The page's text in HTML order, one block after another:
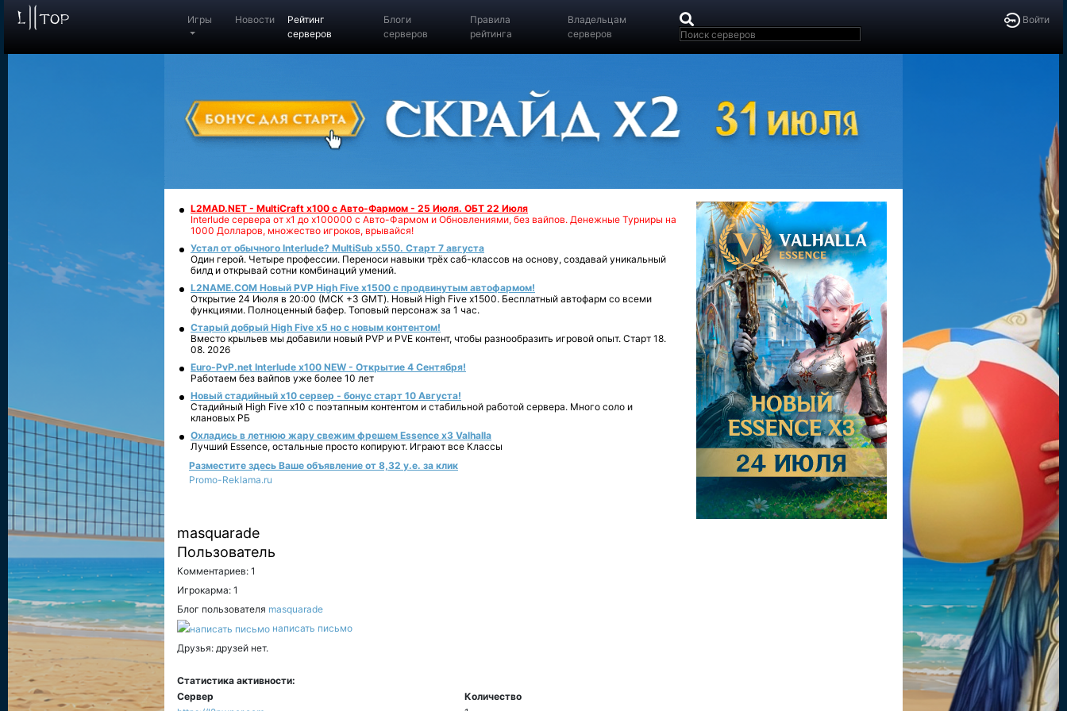
Войти
Игры Новости
Рейтинг
серверов
Блоги
серверов
Правила
рейтинга
Владельцам
серверов
L2MAD.NET - MultiCraft x100 с Авто-Фармом - 25 Июля. ОБТ 22 Июля
Interlude сервера от х1 до х100000 с Авто-Фармом и Обновлениями, без вайпов. Денежные Турниры на
1000 Долларов, множество игроков, врывайся!
Устал от обычного Interlude? MultiSub x550. Старт 7 августа
Один герой. Четыре профессии. Переноси навыки трёх саб-классов на основу, создавай уникальный
билд и открывай сотни комбинаций умений.
L2NAME.COM Новый PVP High Five x1500 с продвинутым автофармом!
Открытие 24 Июля в 20:00 (МСК +3 GMT). Новый High Five x1500. Бесплатный автофарм со всеми
функциями. Полноценный бафер. Топовый персонаж за 1 час.
Старый добрый High Five x5 но с новым контентом!
Вместо крыльев мы добавили новый PVP и PVE контент, чтобы разнообразить игровой опыт. Старт 18.
08. 2026
Euro-PvP.net Interlude х100 NEW - Открытие 4 Сентября!
Работаем без вайпов уже более 10 лет
Новый стадийный х10 сервер - бонус старт 10 Августа!
Стадийный High Five x10 с поэтапным контентом и стабильной работой сервера. Много соло и
клановых РБ
Охладись в летнюю жару свежим фрешем Essence x3 Valhalla
Лучший Essence, остальные просто копируют. Играют все Классы
Разместите здесь Ваше объявление от 8,32 у.е. за клик
Promo-Reklama.ru
masquarade
Пользователь
Комментариев: 1
Игрокарма: 1
Блог пользователя masquarade
написать письмо
Друзья: друзей нет.
Статистика активности:
Сервер
Количество